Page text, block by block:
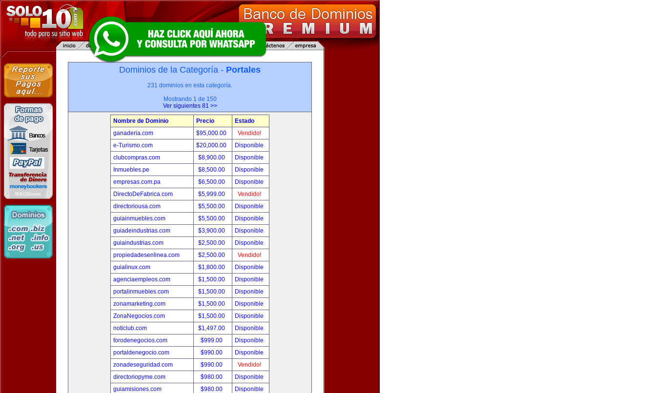
Dominios de la Categoría - Portales
231 dominios en esta categoría.
Mostrando 1 de 150
Ver siguientes 81 >>
Nombre de Dominio Precio
Estado
ganaderia.com
$95,000.00
Vendido!
e-Turismo.com
$20,000.00
Disponible
clubcompras.com
$8,900.00
Disponible
Inmuebles.pe
$8,500.00
Disponible
empresas.com.pa
$6,500.00
Disponible
DirectoDeFabrica.com
$5,999.00
Vendido!
directoriousa.com
$5,500.00
Disponible
guiainmuebles.com
$5,500.00
Disponible
guiadeindustrias.com
$3,900.00
Disponible
guiaindustrias.com
$2,500.00
Disponible
propiedadesenlinea.com
$2,500.00
Vendido!
guialinux.com
$1,800.00
Disponible
agenciaempleos.com
$1,500.00
Disponible
portalinmuebles.com
$1,500.00
Disponible
zonamarketing.com
$1,500.00
Disponible
ZonaNegocios.com
$1,500.00
Disponible
noticlub.com
$1,497.00
Disponible
forodenegocios.com
$999.00
Disponible
portaldenegocio.com
$990.00
Disponible
zonadeseguridad.com
$990.00
Vendido!
directoriopyme.com
$980.00
Disponible
guiamisiones.com
$980.00
Disponible